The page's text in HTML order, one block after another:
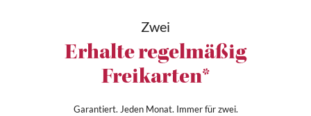
Zwei
Erhalte regelmäßig
Freikarten*
Garantiert. Jeden Monat. Immer für zwei.